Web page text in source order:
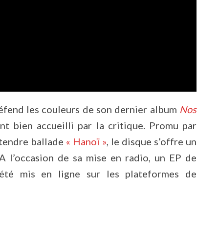
les couleurs de son dernier album Nos
bien accueilli par la critique. Promu par
ballade « Hanoï », le disque s’offre un
de sa mise en radio, un EP de
mis en ligne sur les plateformes de